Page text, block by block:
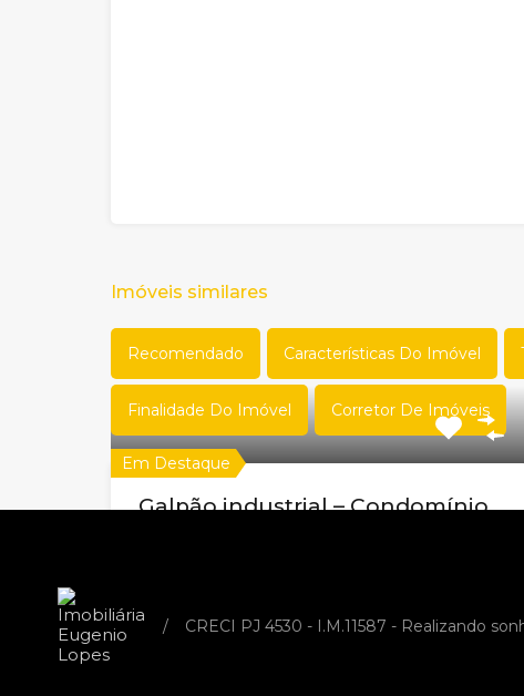
Imóveis similares
Recomendado Características Do Imóvel
Finalidade Do Imóvel Corretor De Imóveis
Em Destaque
Galpão industrial – Condomínio
Código do Imóvel:
/ CRECI PJ 4530 - I.M.11587 - Realizando